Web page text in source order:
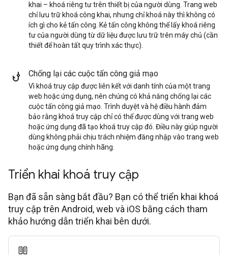
khai – khoá riêng tư trên thiết bị của người dùng. Trang web
chỉ lưu trữ khoá công khai, nhưng chỉ khoá này thì không có
ích gì cho kẻ tấn công. Kẻ tấn công không thể lấy khoá riêng
tư của người dùng từ dữ liệu được lưu trữ trên máy chủ (cần
thiết để hoàn tất quy trình xác thực).
Chống lại các cuộc tấn công giả mạo
Vì khoá truy cập được liên kết với danh tính của một trang
web hoặc ứng dụng, nên chúng có khả năng chống lại các
cuộc tấn công giả mạo. Trình duyệt và hệ điều hành đảm
bảo rằng khoá truy cập chỉ có thể được dùng với trang web
hoặc ứng dụng đã tạo khoá truy cập đó. Điều này giúp người
dùng không phải chịu trách nhiệm đăng nhập vào trang web
hoặc ứng dụng chính hãng.
Triển khai khoá truy cập
Bạn đã sẵn sàng bắt đầu? Bạn có thể triển khai khoá
truy cập trên Android, web và iOS bằng cách tham
khảo hướng dẫn triển khai bên dưới.